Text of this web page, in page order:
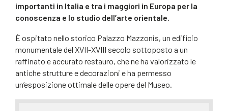
importanti in Italia e tra i maggiori in Europa per la
conoscenza e lo studio dell’arte orientale.
È ospitato nello storico Palazzo Mazzonis, un edificio
monumentale del XVII-XVIII secolo sottoposto a un
raffinato e accurato restauro, che ne ha valorizzato le
antiche strutture e decorazioni e ha permesso
un’esposizione ottimale delle opere del Museo.